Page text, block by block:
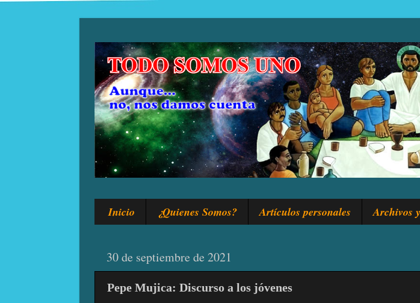
Inicio ¿Quienes Somos? Artículos personales Archivos
30 de septiembre de 2021
Pepe Mujica: Discurso a los jóvenes